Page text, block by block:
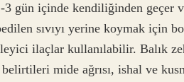
gün içinde kendiliğinden geçer
sıvıyı yerine koymak için
ilaçlar kullanılabilir. Balık
mide ağrısı, ishal ve